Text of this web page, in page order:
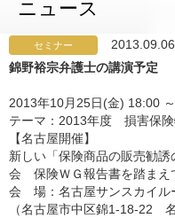
ニュース
セミナー
2013.09.06
錦野裕宗弁護士の講演予定
2013年10月25日(金) 18:00
テーマ：2013年度 損害保険
【名古屋開催】
新しい「保険商品の販売勧
会 保険ＷＧ報告書を踏まえ
会 場：名古屋サンスカイル
（名古屋市中区錦1-18-22